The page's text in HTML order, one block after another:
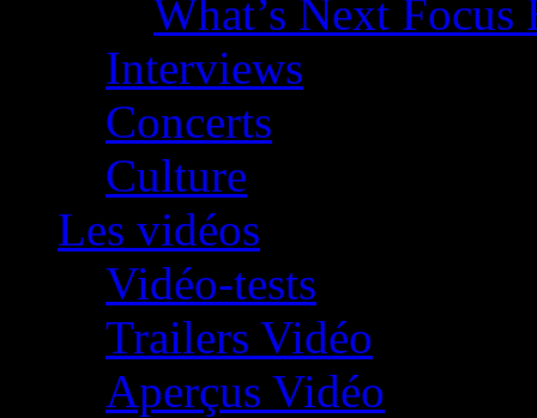
What’s Next
Interviews
Concerts
Culture
Les vidéos
Vidéo-tests
Trailers Vidéo
Aperçus Vidéo